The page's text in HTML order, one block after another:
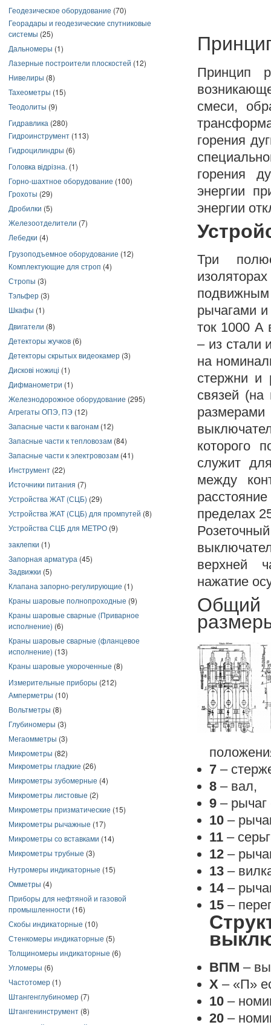
Геодезическое оборудование (70)
Георадары и геодезические спутниковые
системы (25)
Дальномеры (1)
Лазерные построители плоскостей (12)
Нивелиры (8)
Тахеометры (15)
Теодолиты (9)
Гидравлика (280)
Гидроинструмент (113)
Гидроцилиндры (6)
Головка відрізна. (1)
Горно-шахтное оборудование (100)
Грохоты (29)
Дробилки (5)
Железоотделители (7)
Лебедки (4)
Грузоподъемное оборудование (12)
Комплектующие для строп (4)
Стропы (3)
Тэльфер (3)
Шкафы (1)
Двигатели (8)
Детекторы жучков (6)
Детекторы скрытых видеокамер (3)
Дискові ножиці (1)
Дифманометри (1)
Железнодорожное оборудование (295)
Агрегаты ОПЭ, ПЭ (12)
Запасные части к вагонам (12)
Запасные части к тепловозам (84)
Запасные части к электровозам (41)
Инструмент (22)
Источники питания (7)
Устройства ЖАТ (СЦБ) (29)
Устройства ЖАТ (СЦБ) для промпутей (8)
Устройства СЦБ для МЕТРО (9)
заклепки (1)
Запорная арматура (45)
Задвижки (5)
Клапана запорно-регулирующие (1)
Краны шаровые полнопроходные (9)
Краны шаровые сварные (Приварное
исполнение) (6)
Краны шаровые сварные (фланцевое
исполнение) (13)
Краны шаровые укороченные (8)
Измерительные приборы (212)
Амперметры (10)
Вольтметры (8)
Глубиномеры (3)
Мегаомметры (3)
Микрометры (82)
Микрометры гладкие (26)
Микрометры зубомерные (4)
Микрометры листовые (2)
Микрометры призматические (15)
Микрометры рычажные (17)
Микрометры со вставками (14)
Микрометры трубные (3)
Нутромеры индикаторные (15)
Омметры (4)
Приборы для нефтяной и газовой
промышленности (16)
Скобы индикаторные (10)
Стенкомеры индикаторные (5)
Толщиномеры индикаторные (6)
Угломеры (6)
Частотомер (1)
Штангенглубиномер (7)
Штангенинструмент (8)
Принцип
смеси,
горения
горения
энергии
энергии
Три
рычагами
ток 1000 А
– из стали
на
стержни и
связей
которого
служит
между
пределах
верхней
нажатие
Общий
7–
8– вал,
9– рычаг
10–
11–
12–
13–
14–
15–
ВПМ –
Х– «П»
10–
20–